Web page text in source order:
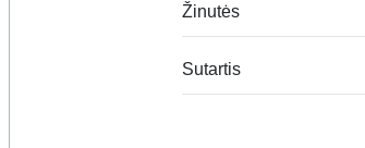
Žinutės
Sutartis